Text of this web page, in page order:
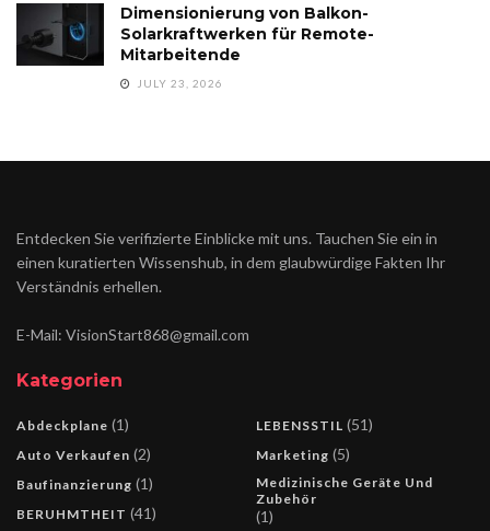
Dimensionierung von Balkon-
Solarkraftwerken für Remote-
Mitarbeitende
JULY 23, 2026
Entdecken Sie verifizierte Einblicke mit uns. Tauchen Sie ein in
einen kuratierten Wissenshub, in dem glaubwürdige Fakten Ihr
Verständnis erhellen.
E-Mail: VisionStart868@gmail.com
Kategorien
Abdeckplane (1)
Auto Verkaufen (2)
Baufinanzierung (1)
BERUHMTHEIT (41)
LEBENSSTIL (51)
Marketing (5)
Medizinische Geräte Und
Zubehör
(1)